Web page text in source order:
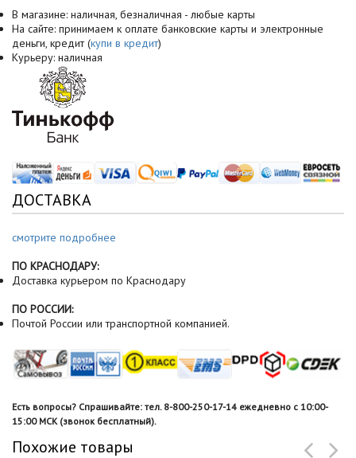
В магазине: наличная, безналичная - любые карты
На сайте: принимаем к оплате банковские карты и электронные
деньги, кредит (купи в кредит)
Курьеру: наличная
ДОСТАВКА
смотрите подробнее
ПО КРАСНОДАРУ:
Доставка курьером по Краснодару
ПО РОССИИ:
Почтой России или транспортной компанией.
Есть вопросы? Спрашивайте: тел. 8-800-250-17-14 ежедневно с 10:00-
15:00 МСК (звонок бесплатный).
Похожие товары